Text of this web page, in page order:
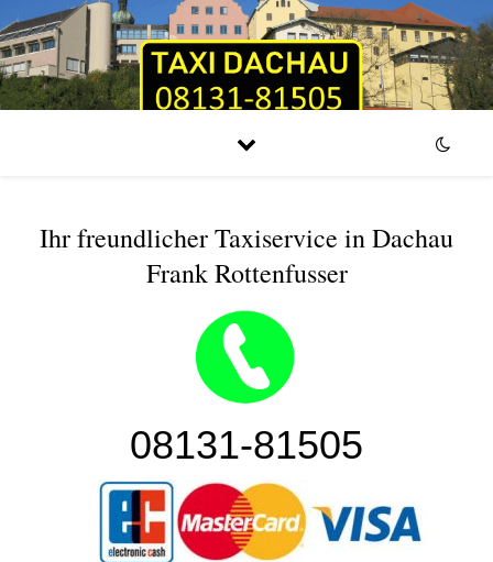
Ihr freundlicher Taxiservice in Dachau
Frank Rottenfusser
08131-81505